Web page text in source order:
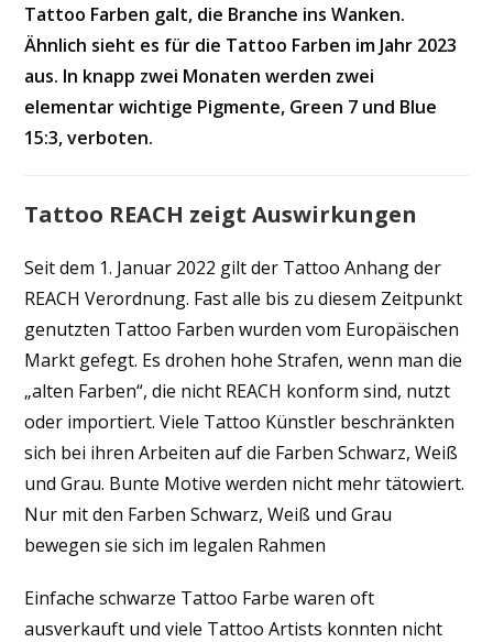
Tattoo Farben galt, die Branche ins Wanken.
Ähnlich sieht es für die Tattoo Farben im Jahr 2023
aus. In knapp zwei Monaten werden zwei
elementar wichtige Pigmente, Green 7 und Blue
15:3, verboten.
Tattoo REACH zeigt Auswirkungen
Seit dem 1. Januar 2022 gilt der Tattoo Anhang der
REACH Verordnung. Fast alle bis zu diesem Zeitpunkt
genutzten Tattoo Farben wurden vom Europäischen
Markt gefegt. Es drohen hohe Strafen, wenn man die
„alten Farben“, die nicht REACH konform sind, nutzt
oder importiert. Viele Tattoo Künstler beschränkten
sich bei ihren Arbeiten auf die Farben Schwarz, Weiß
und Grau. Bunte Motive werden nicht mehr tätowiert.
Nur mit den Farben Schwarz, Weiß und Grau
bewegen sie sich im legalen Rahmen
Einfache schwarze Tattoo Farbe waren oft
ausverkauft und viele Tattoo Artists konnten nicht